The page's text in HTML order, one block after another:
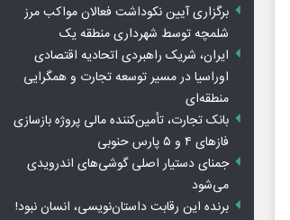
برگزاری آیین نکوداشت فعالان مواکب مرز
شلمچه توسط شهرداری منطقه یک
ایران، شریک راهبردی اتحادیه اقتصادی
اوراسیا در مسیر توسعه تجارت و همگرایی
منطقه‌ای
بانک تجارت، تأمین‌کننده مالی پروژه بازسازی
فازهای ۴ و ۵ پارس حنوبی
جمنای دستیار اصلی گوشی‌های اندرویدی
می‌شود
برنده این رقابت داستان‌نویسی، انسان نبود!